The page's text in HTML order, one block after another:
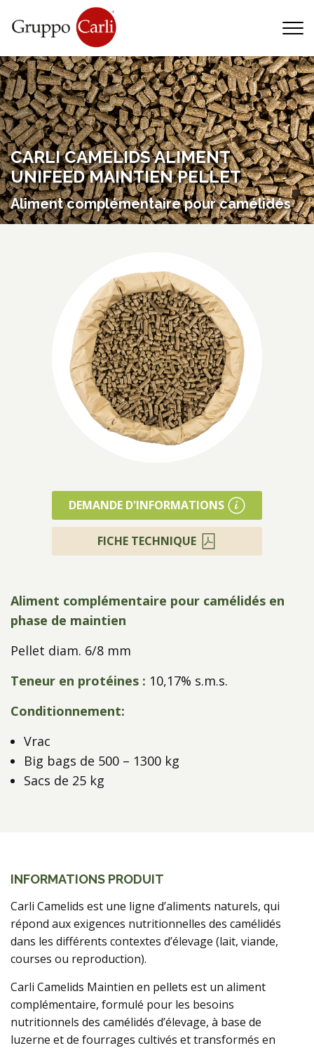
Animaux
Produits
T—info@gruppocarli.com
CARLI CAMELIDS ALIMENT
UNIFEED MAINTIEN PELLET
Aliment complémentaire pour camélidés
Aliment complémentaire pour camélidés en
phase de maintien
Pellet diam. 6/8 mm
Teneur en protéines : 10,17% s.m.s.
Conditionnement:
Vrac
Big bags de 500 – 1300 kg
Sacs de 25 kg
DEMANDE D'INFORMATIONS
FICHE TECHNIQUE
INFORMATIONS PRODUIT
Carli Camelids est une ligne d’aliments naturels, qui
répond aux exigences nutritionnelles des camélidés
dans les différents contextes d’élevage (lait, viande,
courses ou reproduction).
Carli Camelids Maintien en pellets est un aliment
complémentaire, formulé pour les besoins
nutritionnels des camélidés d’élevage, à base de
luzerne et de fourrages cultivés et transformés en